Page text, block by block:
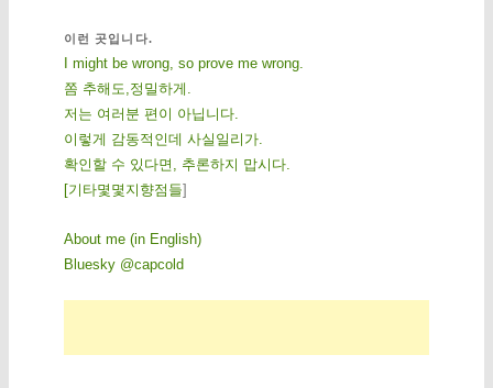
이런 곳입니다.
I might be wrong, so prove me wrong.
쫌 추해도,정밀하게.
저는 여러분 편이 아닙니다.
이렇게 감동적인데 사실일리가.
확인할 수 있다면, 추론하지 맙시다.
[기 타몇 몇 지 향점 들]
About me (in English)
Bluesky @capcold